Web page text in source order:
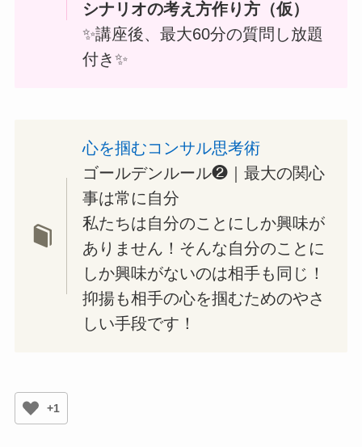
シナリオの考え方作り方（仮）
✨️講座後、最大60分の質問し放題
付き✨️
心を掴むコンサル思考術
ゴールデンルール❷｜最大の関心
事は常に自分
私たちは自分のことにしか興味が
ありません！そんな自分のことに
しか興味がないのは相手も同じ！
抑揚も相手の心を掴むためのやさ
しい手段です！
+1